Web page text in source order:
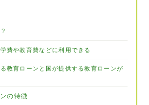
費や教育費などに利用できる
教育ローンと国が提供する教育ローンが
の特徴